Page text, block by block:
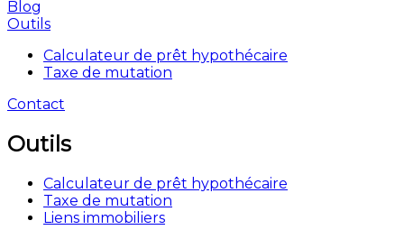
Blog
Outils
Calculateur de prêt hypothécaire
Taxe de mutation
Contact
Outils
Calculateur de prêt hypothécaire
Taxe de mutation
Liens immobiliers